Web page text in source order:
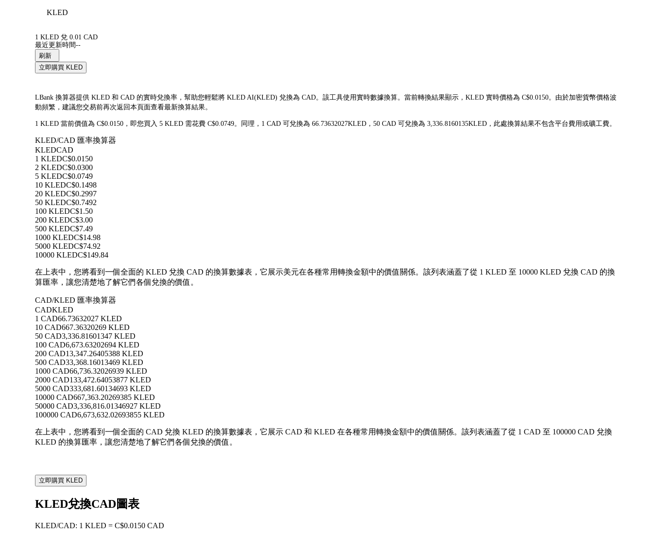
KLED
1 KLED 兌 0.01 CAD
最近更新時間--
刷新
立即購買 KLED
LBank 換算器提供 KLED 和 CAD 的實時兌換率，幫助您輕鬆將 KLED AI(KLED) 兌換為 CAD。該工具使用實時數據換算。當前轉換結果顯示，KLED 實時價格為 C$0.0150。由於加密貨幣價格波
動頻繁，建議您交易前再次返回本頁面查看最新換算結果。
1 KLED 當前價值為 C$0.0150，即您買入 5 KLED 需花費 C$0.0749。同理，1 CAD 可兌換為 66.73632027KLED，50 CAD 可兌換為 3,336.8160135KLED，此處換算結果不包含平台費用或礦工費。
KLED/CAD 匯率換算器
KLEDCAD
1 KLEDC$0.0150
2 KLEDC$0.0300
5 KLEDC$0.0749
10 KLEDC$0.1498
20 KLEDC$0.2997
50 KLEDC$0.7492
100 KLEDC$1.50
200 KLEDC$3.00
500 KLEDC$7.49
1000 KLEDC$14.98
5000 KLEDC$74.92
10000 KLEDC$149.84
在上表中，您將看到一個全面的 KLED 兌換 CAD 的換算數據表，它展示美元在各種常用轉換金額中的價值關係。該列表涵蓋了從 1 KLED 至 10000 KLED 兌換 CAD 的換
算匯率，讓您清楚地了解它們各個兌換的價值。
CAD/KLED 匯率換算器
CADKLED
1 CAD66.73632027 KLED
10 CAD667.36320269 KLED
50 CAD3,336.81601347 KLED
100 CAD6,673.63202694 KLED
200 CAD13,347.26405388 KLED
500 CAD33,368.16013469 KLED
1000 CAD66,736.32026939 KLED
2000 CAD133,472.64053877 KLED
5000 CAD333,681.60134693 KLED
10000 CAD667,363.20269385 KLED
50000 CAD3,336,816.01346927 KLED
100000 CAD6,673,632.02693855 KLED
在上表中，您將看到一個全面的 CAD 兌換 KLED 的換算數據表，它展示 CAD 和 KLED 在各種常用轉換金額中的價值關係。該列表涵蓋了從 1 CAD 至 100000 CAD 兌換
KLED 的換算匯率，讓您清楚地了解它們各個兌換的價值。
立即購買 KLED
KLED兌換CAD圖表
KLED/CAD: 1 KLED = C$0.0150 CAD